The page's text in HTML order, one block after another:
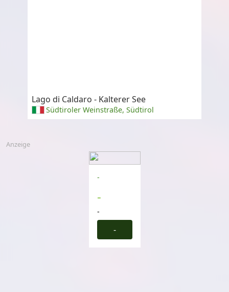
Lago di Caldaro - Kalterer See
Südtiroler Weinstraße, Südtirol
Anzeige
-
-
-
-